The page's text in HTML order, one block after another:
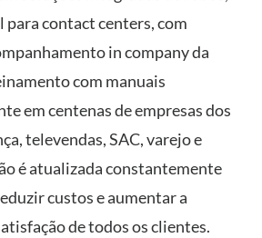
para contact centers, com
in company da
com manuais
em centenas de empresas dos
televendas, SAC, varejo e
é atualizada constantemente
custos e aumentar a
de todos os clientes.